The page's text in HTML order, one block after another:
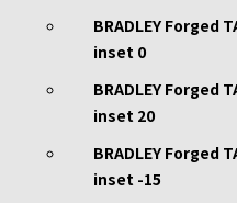
BRADLEY Forged
inset 0
BRADLEY Forged
inset 20
BRADLEY Forged
inset -15